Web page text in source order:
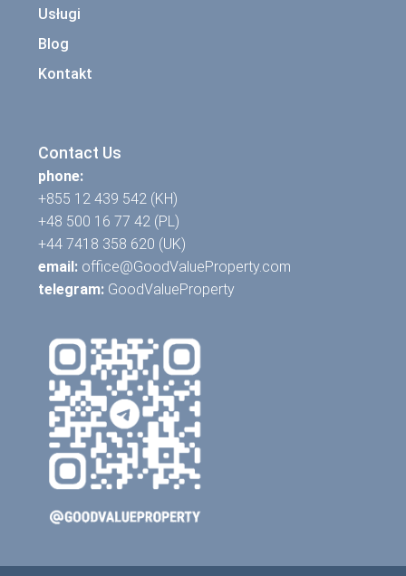
Usługi
Blog
Kontakt
Contact Us
phone:
+855 12 439 542 (KH)
+48 500 16 77 42 (PL)
+44 7418 358 620 (UK)
email: office@GoodValueProperty.com
telegram: GoodValueProperty